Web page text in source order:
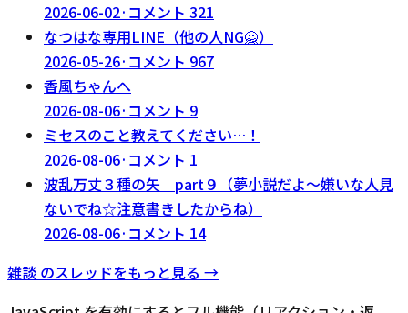
2026-06-02· コメント 321
なつはな専用LINE（他の人NG🙅）
2026-05-26· コメント 967
香風ちゃんへ
2026-08-06· コメント 9
ミセスのこと教えてください…！
2026-08-06· コメント 1
波乱万丈３種の矢 part９（夢小説だよ～嫌いな人見
ないでね☆注意書きしたからね）
2026-08-06· コメント 14
雑談 のスレッドをもっと見る →